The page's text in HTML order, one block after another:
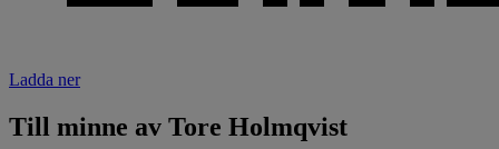
Ladda ner
Till minne av Tore Holmqvist